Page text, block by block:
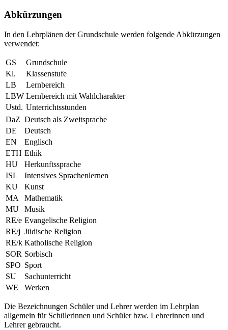
Abkürzungen
In den Lehrplänen der Grundschule werden folgende Abkürzungen
verwendet:
GS
Grundschule
Kl.
Klassenstufe
LB
Lernbereich
LBW Lernbereich mit Wahlcharakter
Ustd. Unterrichtsstunden
DaZ Deutsch als Zweitsprache
DE
Deutsch
EN
Englisch
ETH Ethik
HU
Herkunftssprache
ISL
Intensives Sprachenlernen
KU
Kunst
MA
Mathematik
MU
Musik
RE/e Evangelische Religion
RE/j Jüdische Religion
RE/k Katholische Religion
SOR Sorbisch
SPO Sport
SU
Sachunterricht
WE
Werken
Die Bezeichnungen Schüler und Lehrer werden im Lehrplan
allgemein für Schülerinnen und Schüler bzw. Lehrerinnen und
Lehrer gebraucht.